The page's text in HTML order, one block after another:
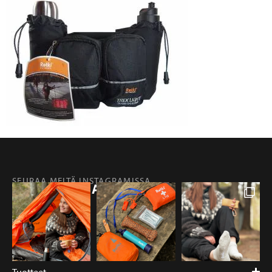
SEURAA MEITÄ INSTAGRAMISSA
@RETKIFINLAND